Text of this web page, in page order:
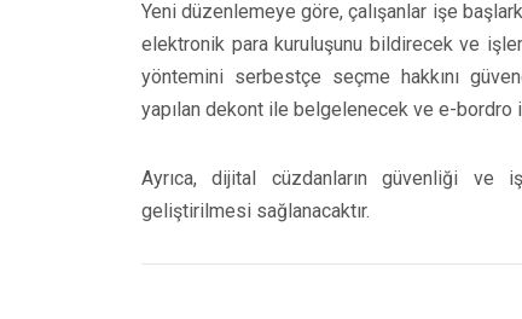
Yeni düzenlemeye göre, çalışanlar işe
elektronik para kuruluşunu bildirecek ve
yöntemini serbestçe seçme hakkını
yapılan dekont ile belgelenecek ve e-bordro
Ayrıca, dijital cüzdanların güvenliği ve
geliştirilmesi sağlanacaktır.